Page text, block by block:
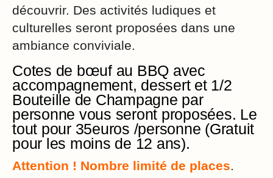
découvrir. Des activités ludiques et
culturelles seront proposées dans une
ambiance conviviale.
Cotes de bœuf au BBQ avec
accompagnement, dessert et 1/2
Bouteille de Champagne par
personne vous seront proposées. Le
tout pour 35euros /personne (Gratuit
pour les moins de 12 ans).
Attention ! Nombre limité de places.